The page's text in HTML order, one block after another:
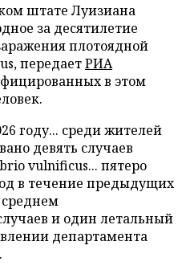
штате Луизиана
за десятилетие
плотоядной
передаетРИА
в этом
году... среди жителей
девять случаев
vulnificus... пятеро
в течение предыдущих
среднем
и один летальный
департамента